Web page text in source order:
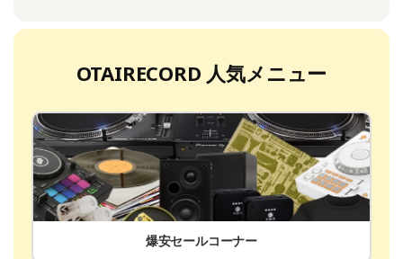
OTAIRECORD 人気メニュー
爆安セールコーナー